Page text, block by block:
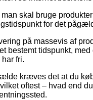
skal bruge
for det
på massevis af
bestemt tidspunkt, med
fri.
kræves det at du
oftest – hvad end